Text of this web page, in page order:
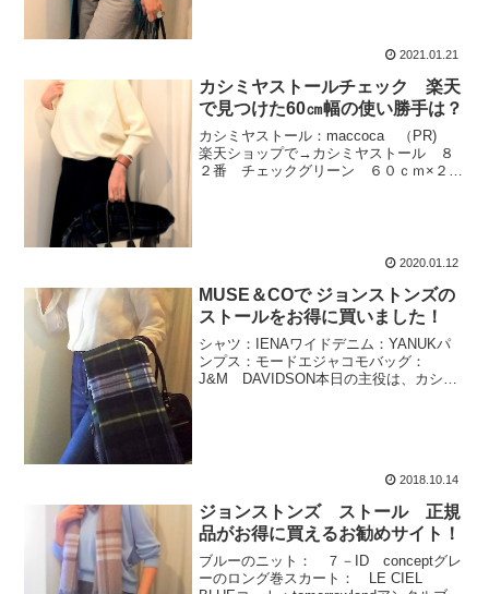
2021.01.21
カシミヤストールチェック 楽天
で見つけた60㎝幅の使い勝手は？
カシミヤストール：maccoca （PR)
楽天ショップで→カシミヤストール ８
２番 チェックグリーン ６０ｃｍ×２０
2020.01.12
MUSE＆COで ジョンストンズの
ストールをお得に買いました！
シャツ：IENAワイドデニム：YANUKパ
ンプス：モードエジャコモバッグ：
J&M DAVIDSON本日の主役は、カシミ
2018.10.14
ジョンストンズ ストール 正規
品がお得に買えるお勧めサイト！
ブルーのニット： ７－ID conceptグレ
ーのロング巻スカート： LE CIEL